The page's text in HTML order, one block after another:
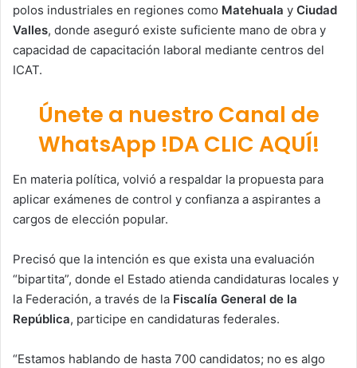
polos industriales en regiones como Matehuala y Ciudad
Valles, donde aseguró existe suficiente mano de obra y
capacidad de capacitación laboral mediante centros del
ICAT.
Únete a nuestro Canal de
WhatsApp !DA CLIC AQUÍ!
En materia política, volvió a respaldar la propuesta para
aplicar exámenes de control y confianza a aspirantes a
cargos de elección popular.
Precisó que la intención es que exista una evaluación
“bipartita”, donde el Estado atienda candidaturas locales y
la Federación, a través de la Fiscalía General de la
República, participe en candidaturas federales.
“Estamos hablando de hasta 700 candidatos; no es algo